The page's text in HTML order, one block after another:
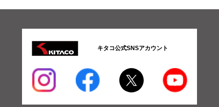
キタコ公式SNSアカウント